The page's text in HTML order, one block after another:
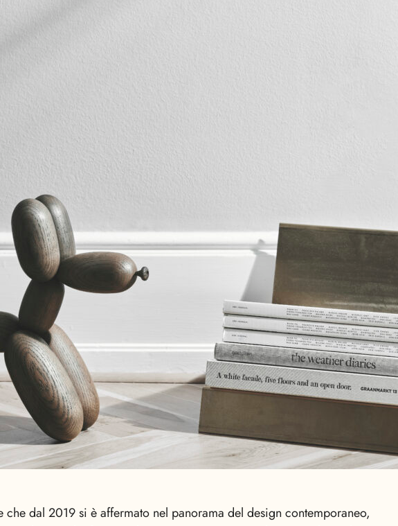
che dal 2019 si è affermato nel panorama del design contemporaneo,